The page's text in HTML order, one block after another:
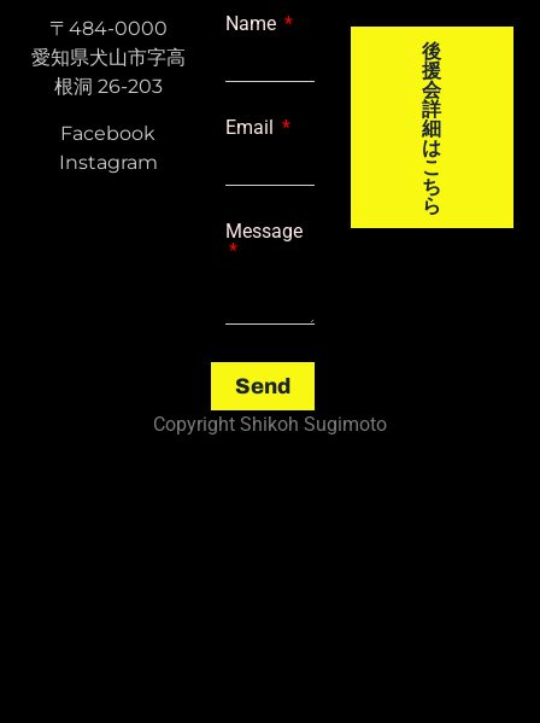
〒484-0000
愛知県犬山市字高
根洞 26-203
Facebook
Instagram
Name
Email
Message
Send
後
援
会
詳
細
は
こ
ち
ら
Copyright Shikoh Sugimoto